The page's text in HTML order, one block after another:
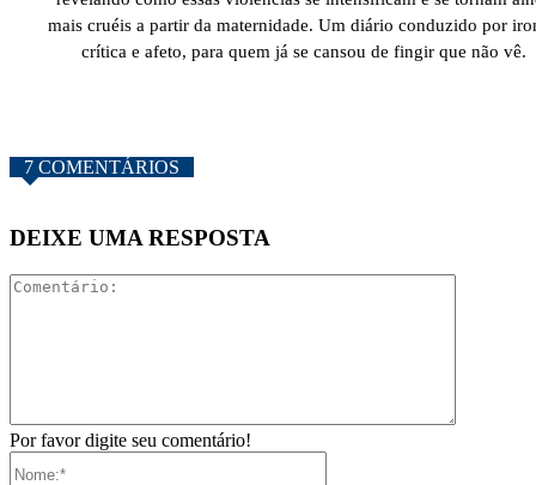
mais cruéis a partir da maternidade. Um diário conduzido por
crítica e afeto, para quem já se cansou de fingir que não vê.
7 COMENTÁRIOS
DEIXE UMA RESPOSTA
Por favor digite seu comentário!